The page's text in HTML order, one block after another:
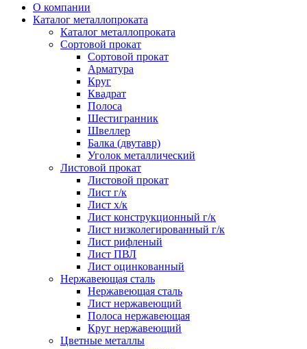
О компании
Каталог металлопроката
Каталог металлопроката
Сортовой прокат
Сортовой прокат
Арматура
Круг
Квадрат
Полоса
Шестигранник
Швеллер
Балка (двутавр)
Уголок металлический
Листовой прокат
Листовой прокат
Лист г/к
Лист х/к
Лист конструкционный г/к
Лист низколегированный г/к
Лист рифленый
Лист ПВЛ
Лист оцинкованный
Нержавеющая сталь
Нержавеющая сталь
Лист нержавеющий
Полоса нержавеющая
Круг нержавеющий
Цветные металлы